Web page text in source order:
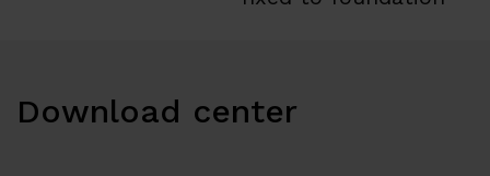
Download center